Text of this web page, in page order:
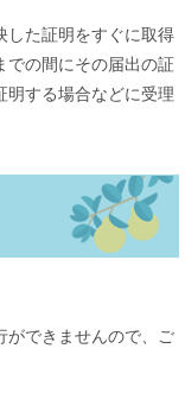
した証明をすぐに取得
での間にその届出の証
明する場合などに受理
できませんので、ご